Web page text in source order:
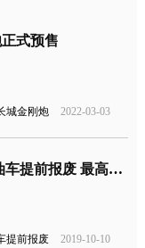
式预售
城金刚炮 2022-03-03
上海市鼓励国三柴油车提前报废 最高可获11万元补贴
提前报废 2019-10-10